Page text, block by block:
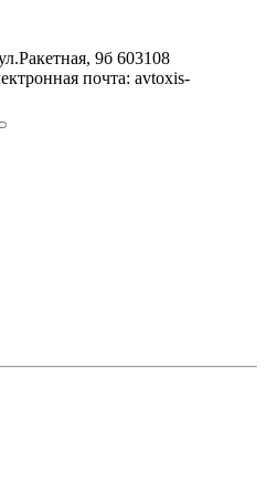
9б 603108
почта: avtoxis-